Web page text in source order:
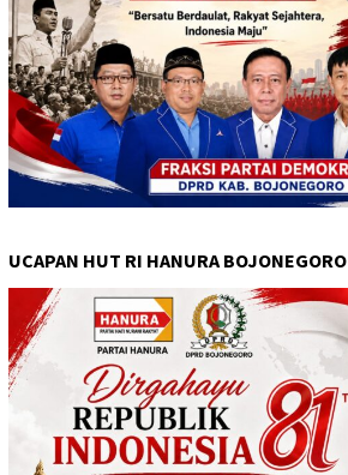
UCAPAN HUT RI HANURA BOJONEGORO